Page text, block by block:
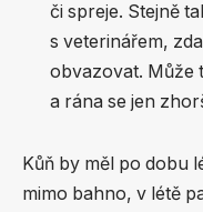
či spreje. Stejně
s veterinářem,
obvazovat. Může
a rána se jen
Kůň by měl po dobu
mimo bahno, v létě